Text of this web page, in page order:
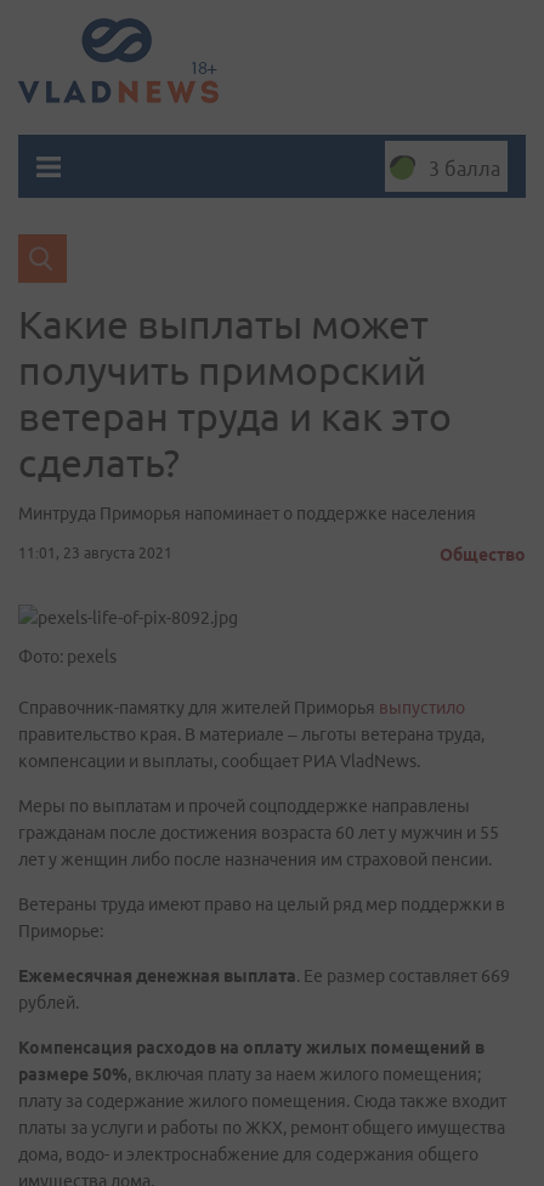
3 балла
Какие выплаты может
получить приморский
ветеран труда и как это
сделать?
Минтруда Приморья напоминает о поддержке населения
11:01, 23 августа 2021 Общество
Фото: pexels
Справочник-памятку для жителей Приморья выпустило
правительство края. В материале – льготы ветерана труда,
компенсации и выплаты, сообщает РИА VladNews.
Меры по выплатам и прочей соцподдержке направлены
гражданам после достижения возраста 60 лет у мужчин и 55
лет у женщин либо после назначения им страховой пенсии.
Ветераны труда имеют право на целый ряд мер поддержки в
Приморье:
Ежемесячная денежная выплата. Ее размер составляет 669
рублей.
Компенсация расходов на оплату жилых помещений в
размере 50%, включая плату за наем жилого помещения;
плату за содержание жилого помещения. Сюда также входит
платы за услуги и работы по ЖКХ, ремонт общего имущества
дома, водо- и электроснабжение для содержания общего
имущества дома.